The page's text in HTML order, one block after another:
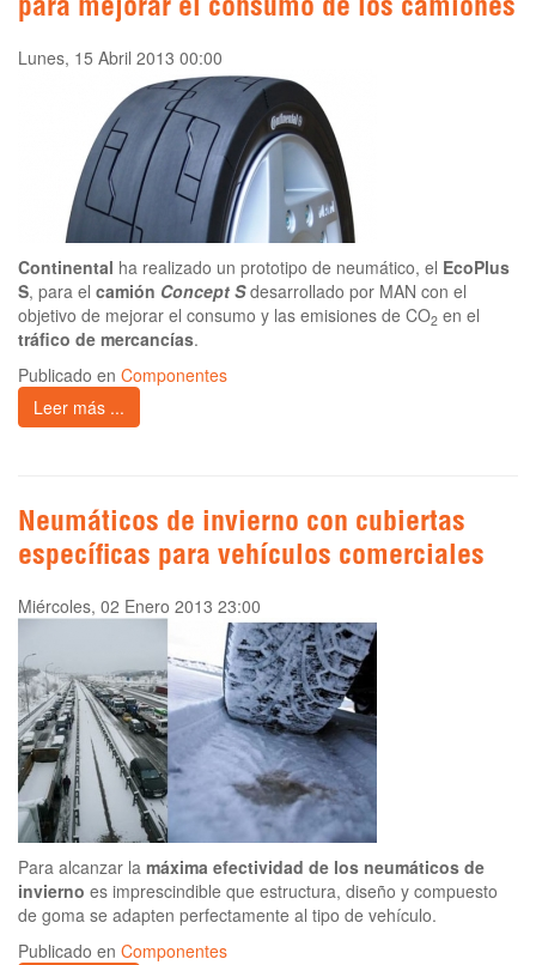
para mejorar el consumo de los camiones
Lunes, 15 Abril 2013 00:00
Continental ha realizado un prototipo de neumático, el EcoPlus
S, para el camión Concept Sdesarrollado por MAN con el
objetivo de mejorar el consumo y las emisiones de CO2 en el
tráfico de mercancías.
Publicado en Componentes
Leer más ...
Neumáticos de invierno con cubiertas
específicas para vehículos comerciales
Miércoles, 02 Enero 2013 23:00
Para alcanzar la máxima efectividad de los neumáticos de
invierno es imprescindible que estructura, diseño y compuesto
de goma se adapten perfectamente al tipo de vehículo.
Publicado en Componentes